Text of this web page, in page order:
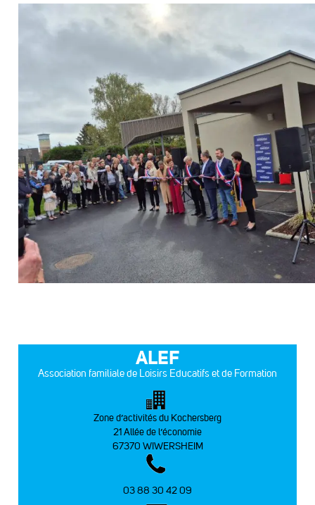
ALEF
Association familiale de Loisirs Educatifs et de Formation
Zone d’activités du Kochersberg
21 Allée de l’économie
67370 WIWERSHEIM
03 88 30 42 09